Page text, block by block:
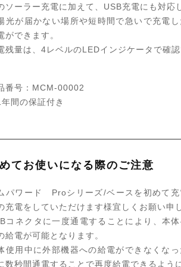
ソーラー充電に加えて、USB充電にも対応
光が届かない場所や短時間で急いで充電
ができます。
残量は、4レベルのLEDインジケータで確認
番号：MCM-00002
間の保証付き
てお使いになる際のご注意
パワード Proシリーズ/ベースを初めて充
充電をしていただけます様宜しくお願い申
コネクタに一度通電することにより、本
給電が可能となります。
使用中に外部機器への給電ができなくな
数秒間通電することで再度給電できるよう